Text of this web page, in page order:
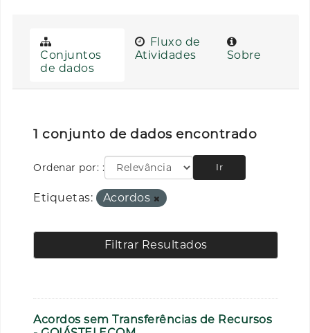
Conjuntos
de dados
Fluxo de
Atividades
Sobre
1 conjunto de dados encontrado
Ordenar por: Ir
Etiquetas: Acordos
Filtrar Resultados
Acordos sem Transferências de Recursos